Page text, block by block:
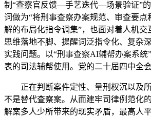
制“查察官反馈—手艺迭代—场景验证”
词做为“将刑事查察办案规范、审查要
解的布局化指令调集”，也面对着人机交
思维落地不脚、提醒词泛指令化、复杂
实践问题。以“刑事查察AI辅帮办案系
表的司法辅帮使用。党的二十届四中全会
正在判断案件定性、量刑权沉以及所
不是替代查察案。从而建牢司律例范化
解案多人少所带来的现实矛盾，最高人